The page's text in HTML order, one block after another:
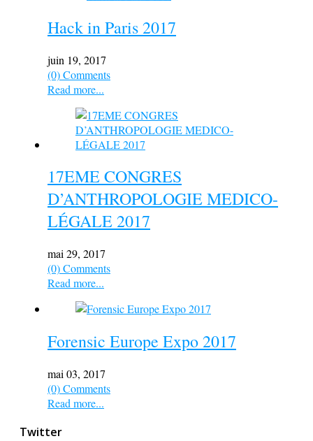
Hack in Paris 2017
juin 19, 2017
(0) Comments
Read more...
17EME CONGRES
D’ANTHROPOLOGIE MEDICO-
LÉGALE 2017
mai 29, 2017
(0) Comments
Read more...
Forensic Europe Expo 2017
mai 03, 2017
(0) Comments
Read more...
Twitter